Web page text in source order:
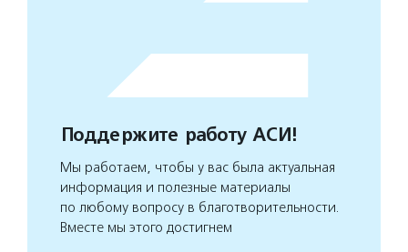
Поддержите работу АСИ!
Мы работаем, чтобы у вас была актуальная
информация и полезные материалы
по любому вопросу в благотворительности.
Вместе мы этого достигнем